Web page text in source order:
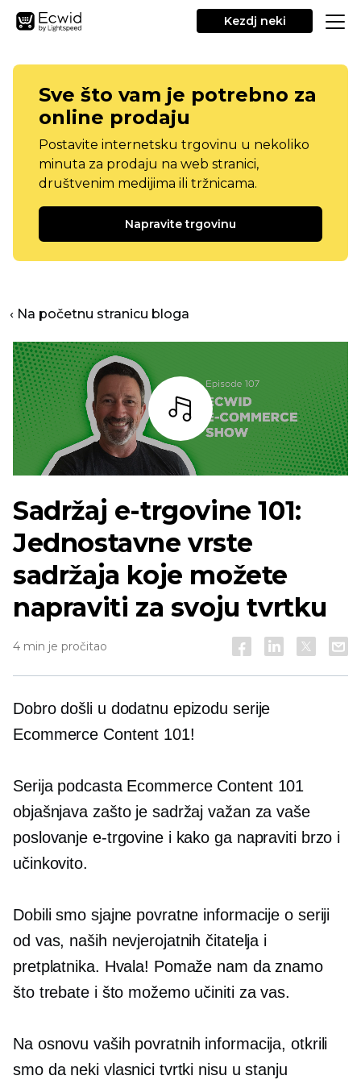
Kezdj neki
Sve što vam je potrebno za
online prodaju
Postavite internetsku trgovinu u nekoliko
minuta za prodaju na web stranici,
društvenim medijima ili tržnicama.
Napravite trgovinu
‹ Na početnu stranicu bloga
Slušaj
Sadržaj e-trgovine 101:
Jednostavne vrste
sadržaja koje možete
napraviti za svoju tvrtku
4 min je pročitao
Dobro došli u dodatnu epizodu serije
Ecommerce Content 101!
Serija podcasta Ecommerce Content 101
objašnjava zašto je sadržaj važan za vaše
poslovanje e-trgovine i kako ga napraviti brzo i
učinkovito.
Dobili smo sjajne povratne informacije o seriji
od vas, naših nevjerojatnih čitatelja i
pretplatnika. Hvala! Pomaže nam da znamo
što trebate i što možemo učiniti za vas.
Na osnovu vaših povratnih informacija, otkrili
smo da neki vlasnici tvrtki nisu u stanju